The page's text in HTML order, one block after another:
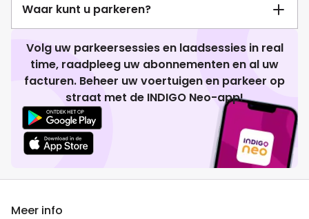
Waar kunt u parkeren?
Volg uw parkeersessies en laadsessies in real
time, raadpleeg uw abonnementen en al uw
facturen. Beheer uw voertuigen en parkeer op
straat met de INDIGO Neo-app!
Meer info